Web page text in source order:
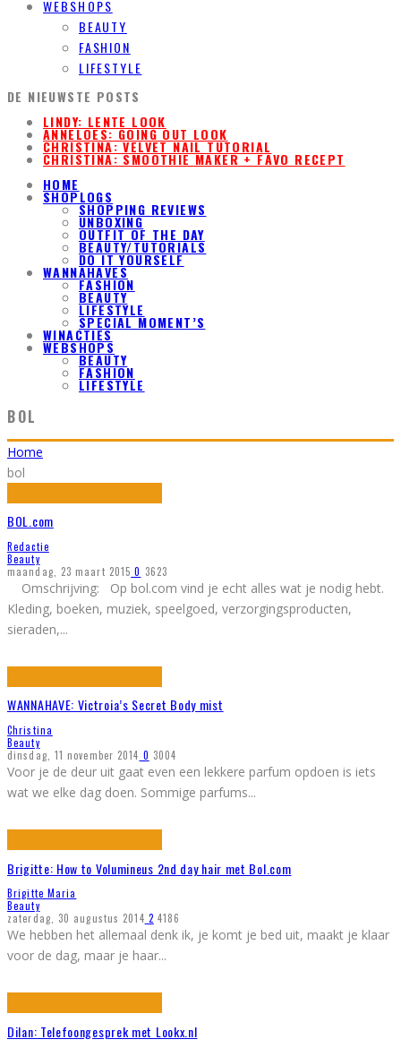
WEBSHOPS
BEAUTY
FASHION
LIFESTYLE
DE NIEUWSTE POSTS
LINDY: LENTE LOOK
ANNELOES: GOING OUT LOOK
CHRISTINA: VELVET NAIL TUTORIAL
CHRISTINA: SMOOTHIE MAKER + FAVO RECEPT
HOME
SHOPLOGS
SHOPPING REVIEWS
UNBOXING
OUTFIT OF THE DAY
BEAUTY/TUTORIALS
DO IT YOURSELF
WANNAHAVES
FASHION
BEAUTY
LIFESTYLE
SPECIAL MOMENT’S
WINACTIES
WEBSHOPS
BEAUTY
FASHION
LIFESTYLE
BOL
Home
bol
BOL.com
Redactie
Beauty
maandag, 23 maart 2015 0 3623
Omschrijving: Op bol.com vind je echt alles wat je nodig hebt.
Kleding, boeken, muziek, speelgoed, verzorgingsproducten,
sieraden,...
WANNAHAVE: Victroia’s Secret Body mist
Christina
Beauty
dinsdag, 11 november 2014 0 3004
Voor je de deur uit gaat even een lekkere parfum opdoen is iets
wat we elke dag doen. Sommige parfums...
Brigitte: How to Volumineus 2nd day hair met Bol.com
Brigitte Maria
Beauty
zaterdag, 30 augustus 2014 2 4186
We hebben het allemaal denk ik, je komt je bed uit, maakt je klaar
voor de dag, maar je haar...
Dilan: Telefoongesprek met Lookx.nl